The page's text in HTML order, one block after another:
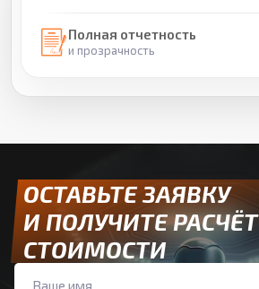
Полная отчетность
и прозрачность
ОСТАВЬТЕ ЗАЯВКУ
И ПОЛУЧИТЕ РАСЧЁТ
СТОИМОСТИ